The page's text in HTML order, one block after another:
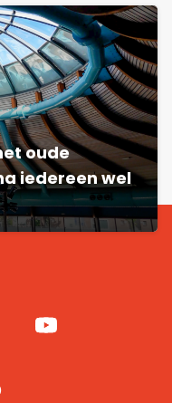
oude
iedereen wel